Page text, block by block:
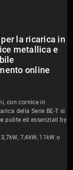
la ricarica in
metallica e
online
con cornice in
della Serie BE-T si
pulite ed essenziali by
7,4kW, 11kW o